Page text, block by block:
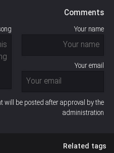
Comments
Your name
Your email
will be posted after approval by the
administration
Related tags